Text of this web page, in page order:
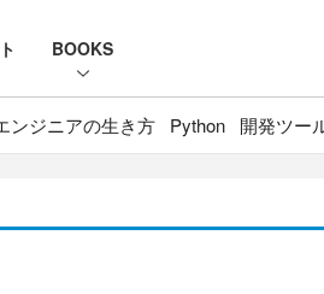
BOOKS
ンジニアの生き方 Python 開発ツー